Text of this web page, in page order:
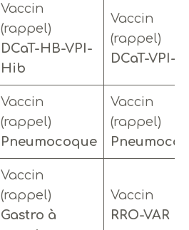
Vaccin
(rappel)
DCaT-HB-VPI-
Hib
Vaccin
(rappel)
DCaT-VPI-
Vaccin
(rappel)
Pneumocoque
Vaccin
(rappel)
Vaccin
(rappel)
Gastro à
Vaccin
RRO-VAR